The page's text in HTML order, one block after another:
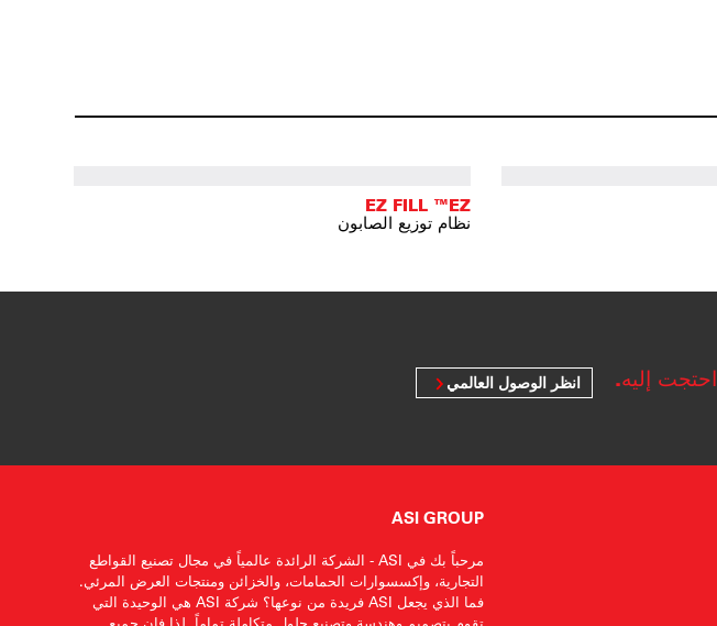
EZ FILL ™EZ
نظام توزيع الصابون
احتجت إليه. انظر الوصول العالمي
ASI GROUP
مرحباً بك في ASI - الشركة الرائدة عالمياً في مجال تصنيع القواطع
التجارية، وإكسسوارات الحمامات، والخزائن ومنتجات العرض المرئي.
فما الذي يجعل ASI فريدة من نوعها؟ شركة ASI هي الوحيدة التي
تقوم بتصميم وهندسة وتصنيع حلول متكاملة تماماً. لذا فإن جميع